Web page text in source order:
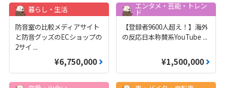
暮らし・生活
防音室の比較メディアサイト
と防音グッズのECショップの
2サイ ...
¥6,750,000
エンタメ・芸能・トレン
ド
【登録者9600人超え！】海外
の反応日本称賛系YouTube ...
¥1,500,000